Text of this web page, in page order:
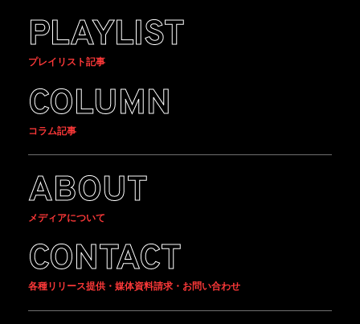
PLAYLIST
プレイリスト記事
COLUMN
コラム記事
ABOUT
メディアについて
CONTACT
各種リリース提供・媒体資料請求・お問い合わせ